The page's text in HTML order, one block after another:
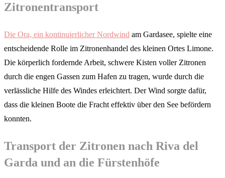
Zitronentransport
Die Ora, ein kontinuierlicher Nordwind am Gardasee, spielte eine
entscheidende Rolle im Zitronenhandel des kleinen Ortes Limone.
Die körperlich fordernde Arbeit, schwere Kisten voller Zitronen
durch die engen Gassen zum Hafen zu tragen, wurde durch die
verlässliche Hilfe des Windes erleichtert. Der Wind sorgte dafür,
dass die kleinen Boote die Fracht effektiv über den See befördern
konnten.
Transport der Zitronen nach Riva del
Garda und an die Fürstenhöfe